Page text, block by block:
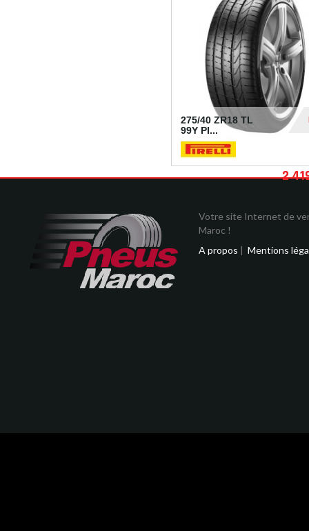
275/40 ZR18 TL
99Y PI...
2
Votre site Internet de
Maroc !
A propos | Mentions